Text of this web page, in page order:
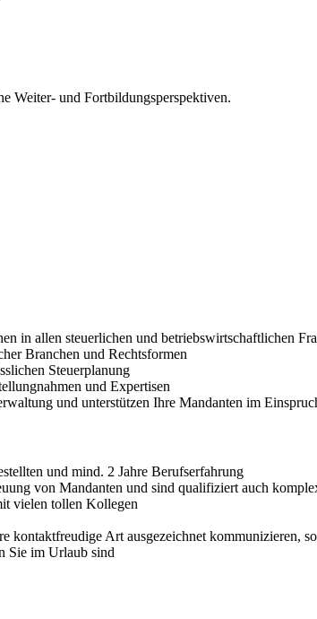
Weiter- und Fortbildungsperspektiven.
in allen steuerlichen und betriebswirtschaftlichen
Branchen und Rechtsformen
Steuerplanung
und Expertisen
und unterstützen Ihre Mandanten im
und mind. 2 Jahre Berufserfahrung
von Mandanten und sind qualifiziert auch
vielen tollen Kollegen
Art ausgezeichnet kommunizieren,
Sie im Urlaub sind